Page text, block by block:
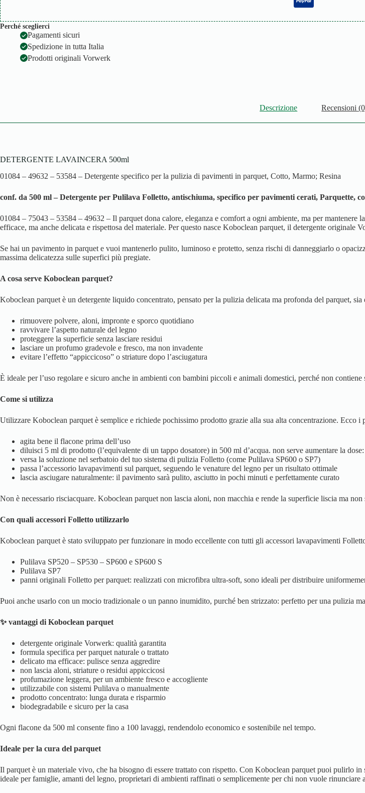
Perché sceglierci
Pagamenti sicuri
Spedizione in tutta Italia
Prodotti originali Vorwerk
Descrizione Recensioni
DETERGENTE LAVAINCERA 500ml
01084 – 49632 – 53584 – Detergente specifico per la pulizia di pavimenti in parquet, Cotto, Marmo; Resina
conf. da 500 ml – Detergente per Pulilava Folletto, antischiuma, specifico per pavimenti cerati, Parquette,
01084 – 75043 – 53584 – 49632 – Il parquet dona calore, eleganza e comfort a ogni ambiente, ma per
efficace, ma anche delicata e rispettosa del materiale. Per questo nasce Koboclean parquet, il detergente originale
Se hai un pavimento in parquet e vuoi mantenerlo pulito, luminoso e protetto, senza rischi di danneggiarlo o
massima delicatezza sulle superfici più pregiate.
A cosa serve Koboclean parquet?
Koboclean parquet è un detergente liquido concentrato, pensato per la pulizia delicata ma profonda del parquet,
rimuovere polvere, aloni, impronte e sporco quotidiano
ravvivare l’aspetto naturale del legno
proteggere la superficie senza lasciare residui
lasciare un profumo gradevole e fresco, ma non invadente
evitare l’effetto “appiccicoso” o striature dopo l’asciugatura
È ideale per l’uso regolare e sicuro anche in ambienti con bambini piccoli e animali domestici, perché non
Come si utilizza
Utilizzare Koboclean parquet è semplice e richiede pochissimo prodotto grazie alla sua alta concentrazione. Ecco i
agita bene il flacone prima dell’uso
diluisci 5 ml di prodotto (l’equivalente di un tappo dosatore) in 500 ml d’acqua. non serve aumentare la
versa la soluzione nel serbatoio del tuo sistema di pulizia Folletto (come Pulilava SP600 o SP7)
passa l’accessorio lavapavimenti sul parquet, seguendo le venature del legno per un risultato ottimale
lascia asciugare naturalmente: il pavimento sarà pulito, asciutto in pochi minuti e perfettamente curato
Non è necessario risciacquare. Koboclean parquet non lascia aloni, non macchia e rende la superficie liscia ma
Con quali accessori Folletto utilizzarlo
Koboclean parquet è stato sviluppato per funzionare in modo eccellente con tutti gli accessori lavapavimenti
Pulilava SP520 – SP530 – SP600 e SP600 S
Pulilava SP7
panni originali Folletto per parquet: realizzati con microfibra ultra-soft, sono ideali per distribuire
Puoi anche usarlo con un mocio tradizionale o un panno inumidito, purché ben strizzato: perfetto per una pulizia
✨ vantaggi di Koboclean parquet
detergente originale Vorwerk: qualità garantita
formula specifica per parquet naturale o trattato
delicato ma efficace: pulisce senza aggredire
non lascia aloni, striature o residui appiccicosi
profumazione leggera, per un ambiente fresco e accogliente
utilizzabile con sistemi Pulilava o manualmente
prodotto concentrato: lunga durata e risparmio
biodegradabile e sicuro per la casa
Ogni flacone da 500 ml consente fino a 100 lavaggi, rendendolo economico e sostenibile nel tempo.
️Ideale per la cura del parquet
Il parquet è un materiale vivo, che ha bisogno di essere trattato con rispetto. Con Koboclean parquet puoi pulirlo
ideale per famiglie, amanti del legno, proprietari di ambienti raffinati o semplicemente per chi non vuole